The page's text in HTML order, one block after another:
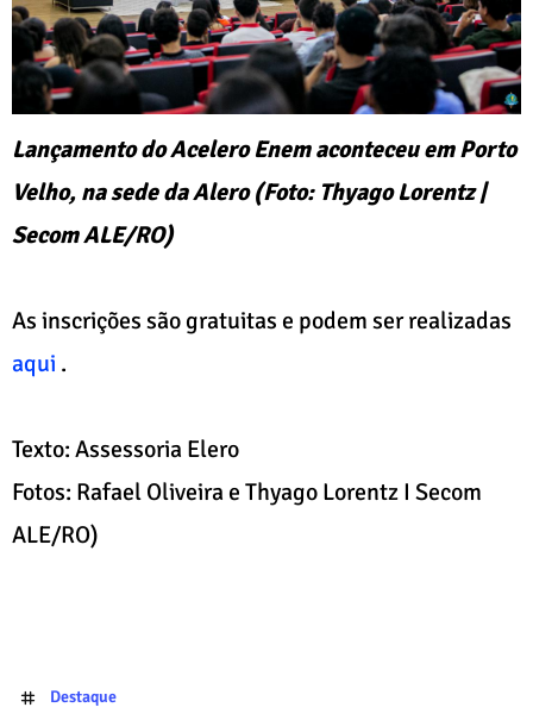
Lançamento do Acelero Enem aconteceu em Porto
Velho, na sede da Alero (Foto: Thyago Lorentz |
Secom ALE/RO)
As inscrições são gratuitas e podem ser realizadas
aqui .
Texto: Assessoria Elero
Fotos: Rafael Oliveira e Thyago Lorentz I Secom
ALE/RO)
Destaque